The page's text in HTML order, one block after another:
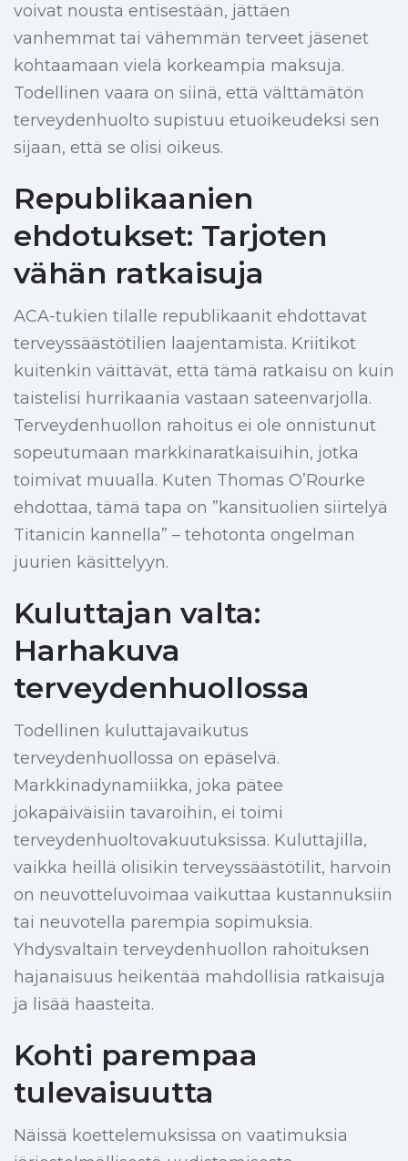
voivat nousta entisestään, jättäen
vanhemmat tai vähemmän terveet jäsenet
kohtaamaan vielä korkeampia maksuja.
Todellinen vaara on siinä, että välttämätön
terveydenhuolto supistuu etuoikeudeksi sen
sijaan, että se olisi oikeus.
Republikaanien
ehdotukset: Tarjoten
vähän ratkaisuja
ACA-tukien tilalle republikaanit ehdottavat
terveyssäästötilien laajentamista. Kriitikot
kuitenkin väittävät, että tämä ratkaisu on kuin
taistelisi hurrikaania vastaan sateenvarjolla.
Terveydenhuollon rahoitus ei ole onnistunut
sopeutumaan markkinaratkaisuihin, jotka
toimivat muualla. Kuten Thomas O’Rourke
ehdottaa, tämä tapa on ”kansituolien siirtelyä
Titanicin kannella” – tehotonta ongelman
juurien käsittelyyn.
Kuluttajan valta:
Harhakuva
terveydenhuollossa
Todellinen kuluttajavaikutus
terveydenhuollossa on epäselvä.
Markkinadynamiikka, joka pätee
jokapäiväisiin tavaroihin, ei toimi
terveydenhuoltovakuutuksissa. Kuluttajilla,
vaikka heillä olisikin terveyssäästötilit, harvoin
on neuvotteluvoimaa vaikuttaa kustannuksiin
tai neuvotella parempia sopimuksia.
Yhdysvaltain terveydenhuollon rahoituksen
hajanaisuus heikentää mahdollisia ratkaisuja
ja lisää haasteita.
Kohti parempaa
tulevaisuutta
Näissä koettelemuksissa on vaatimuksia